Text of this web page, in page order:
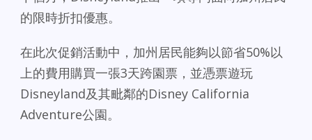
的限時折扣優惠。
在此次促銷活動中，加州居民能夠以節省50%以
上的費用購買一張3天跨園票，並憑票遊玩
Disneyland及其毗鄰的Disney California
Adventure公園。